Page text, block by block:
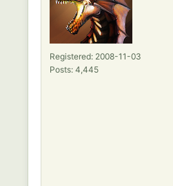
Registered: 2008-11-03
Posts: 4,445